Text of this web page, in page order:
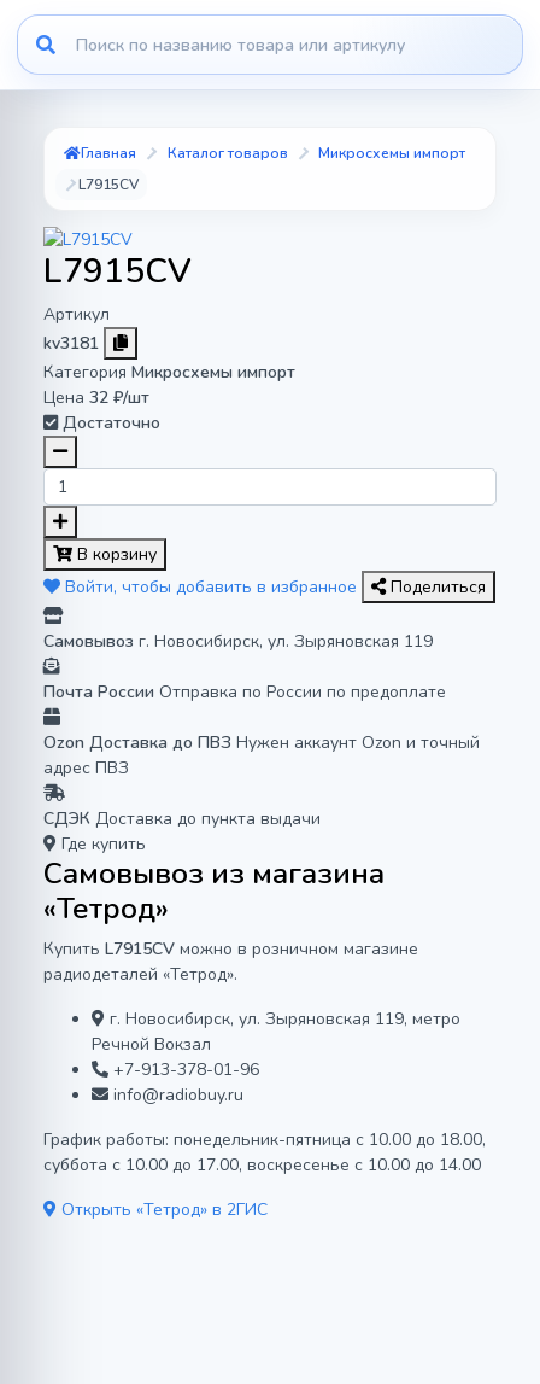
Главная Каталог товаров
Микросхемы импорт
L7915CV
L7915CV
Артикул
kv3181
Категория Микросхемы импорт
Цена 32 ₽/шт
Достаточно
В корзину
Войти, чтобы добавить в избранное
Поделиться
Самовывоз г. Новосибирск, ул. Зыряновская 119
Почта России Отправка по России по предоплате
Ozon Доставка до ПВЗ Нужен аккаунт Ozon и точный
адрес ПВЗ
СДЭК Доставка до пункта выдачи
Где купить
Самовывоз из магазина
«Тетрод»
Купить L7915CV можно в розничном магазине
радиодеталей «Тетрод».
г. Новосибирск, ул. Зыряновская 119, метро
Речной Вокзал
+7-913-378-01-96
info@radiobuy.ru
График работы: понедельник-пятница с 10.00 до 18.00,
суббота с 10.00 до 17.00, воскресенье с 10.00 до 14.00
Открыть «Тетрод» в 2ГИС